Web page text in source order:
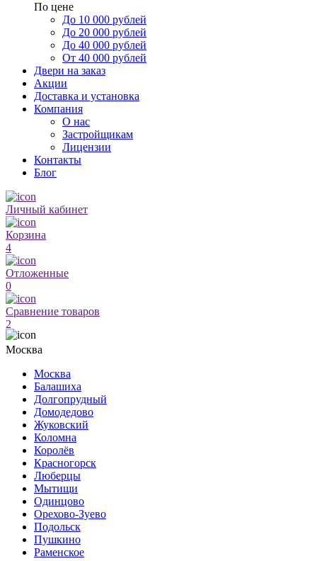
По цене
До 10 000 рублей
До 20 000 рублей
До 40 000 рублей
От 40 000 рублей
Двери на заказ
Акции
Доставка и установка
Компания
О нас
Застройщикам
Лицензии
Контакты
Блог
Личный кабинет
Корзина
4
Отложенные
0
Сравнение товаров
2
Москва
Москва
Балашиха
Долгопрудный
Домодедово
Жуковский
Коломна
Королёв
Красногорск
Люберцы
Мытищи
Одинцово
Орехово-Зуево
Подольск
Пушкино
Раменское